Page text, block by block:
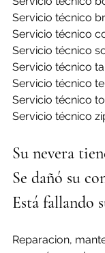
Servicio técnico
Servicio técnico
Servicio técnico
Servicio técnico
Servicio técnico
Servicio técnico
Servicio técnico
Su nevera
Se dañó su
Está fallando
Reparacion,